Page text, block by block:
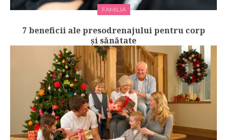
FAMILIA
7 beneficii ale presodrenajului pentru corp
și sănătate